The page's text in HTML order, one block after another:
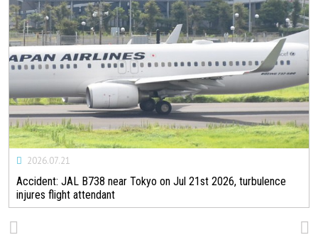
2026.07.21
Accident: JAL B738 near Tokyo on Jul 21st 2026, turbulence
injures flight attendant